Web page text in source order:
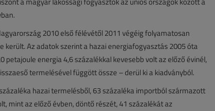
2010 első félévétől 2011 végéig folyamatosan
került. Az adatok szerint a hazai energiafogyasztás 2005 óta
energia 4,6 százalékkal kevesebb volt az előző évinél,
termelésével függött össze – derül ki a kiadványból.
hazai termelésből, 63 százaléka importból származott
mint az előző évben, döntő részét, 41 százalékát az